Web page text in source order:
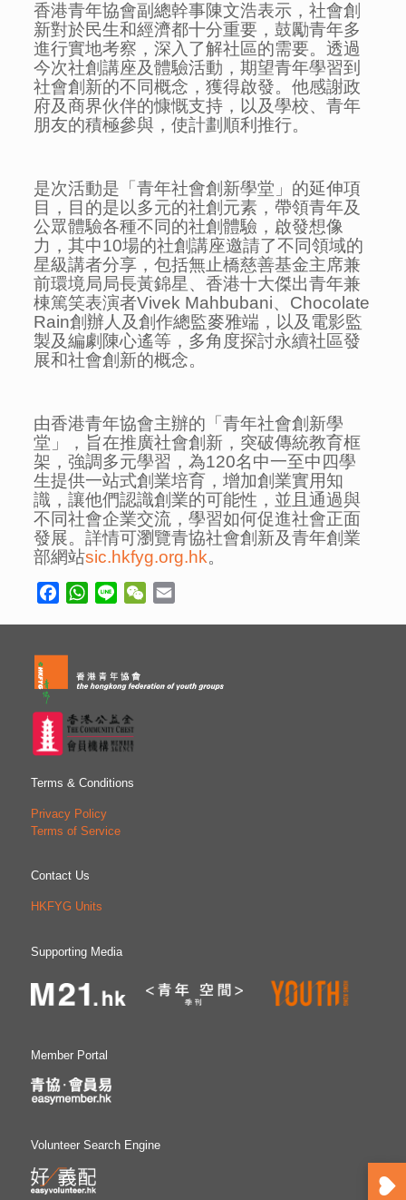
香港青年協會副總幹事陳文浩表示，社會創
新對於民生和經濟都十分重要，鼓勵青年多
進行實地考察，深入了解社區的需要。透過
今次社創講座及體驗活動，期望青年學習到
社會創新的不同概念，獲得啟發。他感謝政
府及商界伙伴的慷慨支持，以及學校、青年
朋友的積極參與，使計劃順利推行。
是次活動是「青年社會創新學堂」的延伸項
目，目的是以多元的社創元素，帶領青年及
公眾體驗各種不同的社創體驗，啟發想像
力，其中10場的社創講座邀請了不同領域的
星級講者分享，包括無止橋慈善基金主席兼
前環境局局長黃錦星、香港十大傑出青年兼
棟篤笑表演者Vivek Mahbubani、Chocolate
Rain創辦人及創作總監麥雅端，以及電影監
製及編劇陳心遙等，多角度探討永續社區發
展和社會創新的概念。
由香港青年協會主辦的「青年社會創新學
堂」，旨在推廣社會創新，突破傳統教育框
架，強調多元學習，為120名中一至中四學
生提供一站式創業培育，增加創業實用知
識，讓他們認識創業的可能性，並且通過與
不同社會企業交流，學習如何促進社會正面
發展。詳情可瀏覽青協社會創新及青年創業
部網站sic.hkfyg.org.hk。
FacebookWhatsApp
Line WeChat
Terms & Conditions
Privacy Policy
Terms of Service
Contact Us
HKFYG Units
Supporting Media
Member Portal
Volunteer Search Engine